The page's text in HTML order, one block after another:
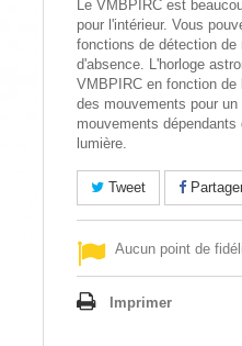
Le VMBPIRC est
pour l'intérieur. Vous
fonctions de détection
d'absence. L'horloge
VMBPIRC en fonction de
des mouvements pour
mouvements
lumière.
Tweet
Aucun point de
Imprimer